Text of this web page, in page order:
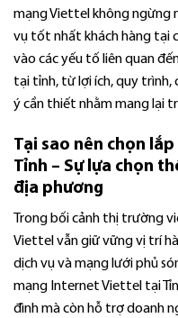
mạng Viettel không ngừng
vụ tốt nhất khách hàng tại
vào các yếu tố liên quan
tại tỉnh, từ lợi ích, quy trình,
ý cần thiết nhằm mang lại
Tại sao nên chọn
Tỉnh – Sự lựa chọn
địa phương
Trong bối cảnh thị trường
Viettel vẫn giữ vững vị trí
dịch vụ và mạng lưới phủ
mạng Internet Viettel tại
đình mà còn hỗ trợ doanh